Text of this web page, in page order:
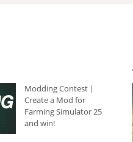
Modding Contest |
Create a Mod for
Farming Simulator 25
and win!